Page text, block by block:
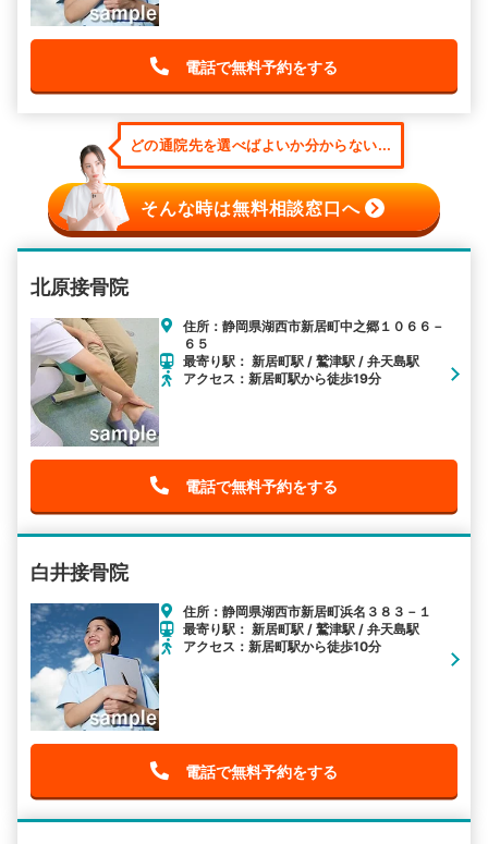
電話で無料予約をする
どの通院先を選べばよいか分からない...
そんな時は無料相談窓口へ
北原接骨院
住所：静岡県湖西市新居町中之郷１０６６－
６５
最寄り駅： 新居町駅 / 鷲津駅 / 弁天島駅
アクセス：新居町駅から徒歩19分
電話で無料予約をする
白井接骨院
住所：静岡県湖西市新居町浜名３８３－１
最寄り駅： 新居町駅 / 鷲津駅 / 弁天島駅
アクセス：新居町駅から徒歩10分
電話で無料予約をする